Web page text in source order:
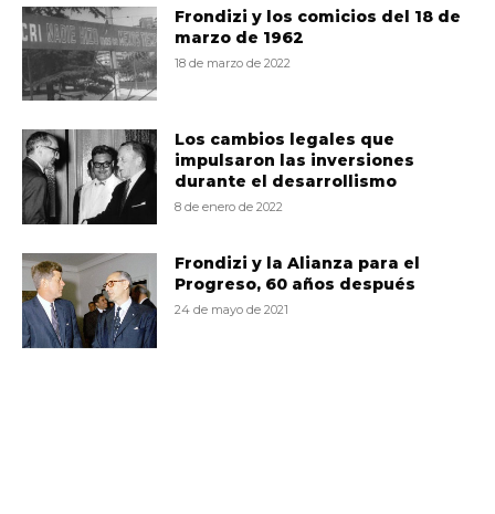
Frondizi y los comicios del 18 de
marzo de 1962
18 de marzo de 2022
Los cambios legales que
impulsaron las inversiones
durante el desarrollismo
8 de enero de 2022
Frondizi y la Alianza para el
Progreso, 60 años después
24 de mayo de 2021